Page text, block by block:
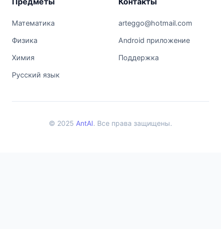
Математика
Физика
Химия
Русский язык
arteggo@hotmail.com
Android приложение
Поддержка
© 2025 AntAI. Все права защищены.